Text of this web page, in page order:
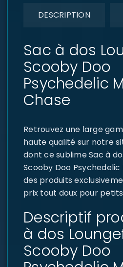
DESCRIPTION
Sac à dos
Scooby Doo
Psychedelic
Chase
Retrouvez une large
haute qualité sur notre
dont ce sublime Sac à
Scooby Doo Psychedelic
des produits
prix tout doux pour
Descriptif
à dos
Scooby Doo